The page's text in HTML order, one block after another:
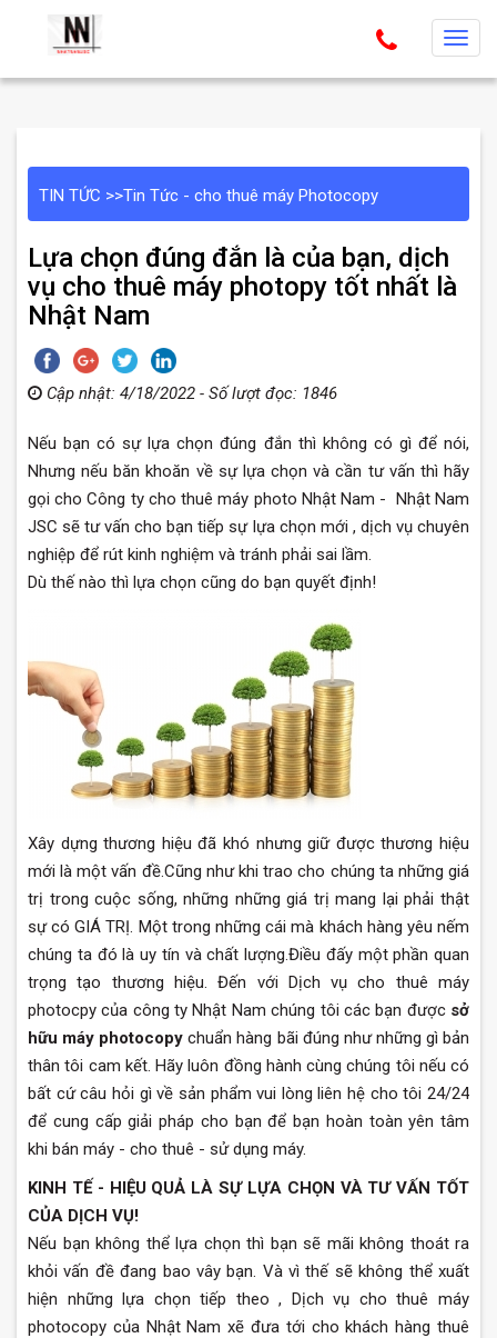
T
i
TIN TỨC >>Tin Tức - cho thuê máy Photocopy
Lựa chọn đúng đắn là của bạn, dịch
vụ cho thuê máy photopy tốt nhất là
Nhật Nam
Cập nhật: 4/18/2022 - Số lượt đọc: 1846
Nếu bạn có sự lựa chọn đúng đắn thì không có gì để nói,
Nhưng nếu băn khoăn về sự lựa chọn và cần tư vấn thì hãy
gọi cho Công ty cho thuê máy photo Nhật Nam - Nhật Nam
JSC sẽ tư vấn cho bạn tiếp sự lựa chọn mới , dịch vụ chuyên
nghiệp để rút kinh nghiệm và tránh phải sai lầm.
Dù thế nào thì lựa chọn cũng do bạn quyết định!
Xây dựng thương hiệu đã khó nhưng giữ được thương hiệu
mới là một vấn đề.Cũng như khi trao cho chúng ta những giá
trị trong cuộc sống, những những giá trị mang lại phải thật
sự có GIÁ TRỊ. Một trong những cái mà khách hàng yêu nếm
chúng ta đó là uy tín và chất lượng.Điều đấy một phần quan
trọng tạo thương hiệu. Đến với Dịch vụ cho thuê máy
photocpy của công ty Nhật Nam chúng tôi các bạn được sở
hữu máy photocopy chuẩn hàng bãi đúng như những gì bản
thân tôi cam kết. Hãy luôn đồng hành cùng chúng tôi nếu có
bất cứ câu hỏi gì về sản phẩm vui lòng liên hệ cho tôi 24/24
để cung cấp giải pháp cho bạn để bạn hoàn toàn yên tâm
khi bán máy - cho thuê - sử dụng máy.
KINH TẾ - HIỆU QUẢ LÀ SỰ LỰA CHỌN VÀ TƯ VẤN TỐT
CỦA DỊCH VỤ!
Nếu bạn không thể lựa chọn thì bạn sẽ mãi không thoát ra
khỏi vấn đề đang bao vây bạn. Và vì thế sẽ không thể xuất
hiện những lựa chọn tiếp theo , Dịch vụ cho thuê máy
photocopy của Nhật Nam xẽ đưa tới cho khách hàng thuê